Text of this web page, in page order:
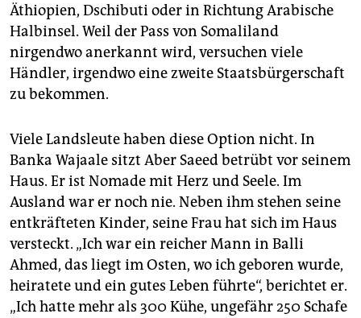
Äthiopien, Dschibuti oder in Richtung Arabische
Halbinsel. Weil der Pass von Somaliland
nirgendwo anerkannt wird, versuchen viele
Händler, irgendwo eine zweite Staatsbürgerschaft
zu bekommen.
Viele Landsleute haben diese Option nicht. In
Banka Wajaale sitzt Aber Saeed betrübt vor seinem
Haus. Er ist Nomade mit Herz und Seele. Im
Ausland war er noch nie. Neben ihm stehen seine
entkräfteten Kinder, seine Frau hat sich im Haus
versteckt. „Ich war ein reicher Mann in Balli
Ahmed, das liegt im Osten, wo ich geboren wurde,
heiratete und ein gutes Leben führte“, berichtet er.
„Ich hatte mehr als 300 Kühe, ungefähr 250 Schafe